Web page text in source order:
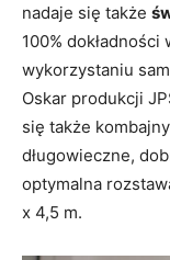
nadaje się także
100%
wykorzystaniu
Oskar produkcji
się także
długowieczne,
optymalna
x 4,5 m.